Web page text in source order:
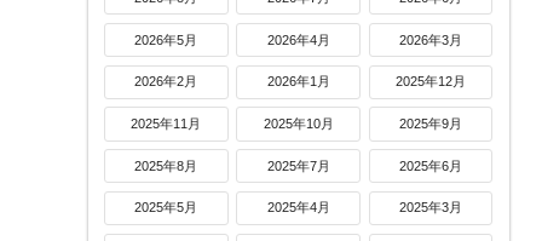
2026年5月 2026年4月 2026年3月
2026年2月 2026年1月 2025年12月
2025年11月 2025年10月 2025年9月
2025年8月 2025年7月 2025年6月
2025年5月 2025年4月 2025年3月